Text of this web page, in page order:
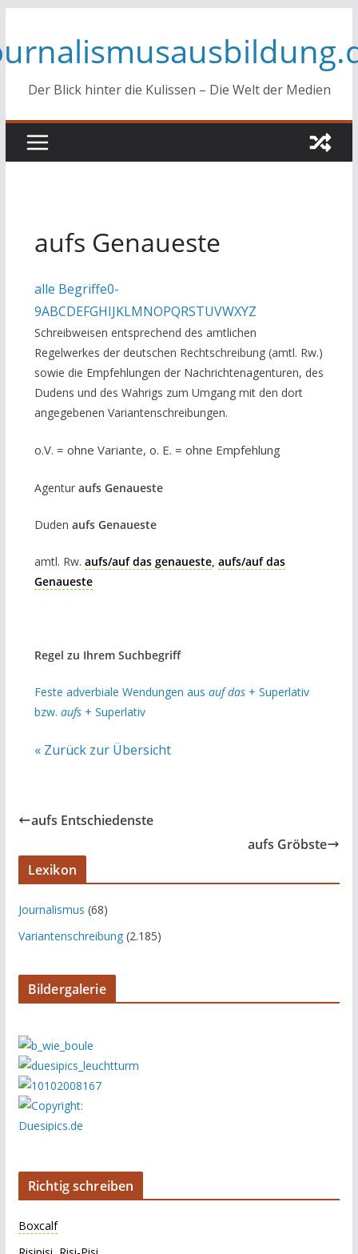
springen
Der Blick hinter die Kulissen – Die Welt der Medien
aufs Genaueste
alle Begriffe0-
9ABCDEFGHIJKLMNOPQRSTUVWXYZ
Schreibweisen entsprechend des amtlichen
Regelwerkes der deutschen Rechtschreibung (amtl. Rw.)
sowie die Empfehlungen der Nachrichtenagenturen, des
Dudens und des Wahrigs zum Umgang mit den dort
angegebenen Variantenschreibungen.
o.V. = ohne Variante, o. E. = ohne Empfehlung
Agentur aufs Genaueste
Duden aufs Genaueste
amtl. Rw. aufs/auf das genaueste, aufs/auf das
Genaueste
Regel zu Ihrem Suchbegriff
Feste adverbiale Wendungen aus auf das+ Superlativ
bzw. aufs + Superlativ
« Zurück zur Übersicht
aufs Entschiedenste
aufs Gröbste
Lexikon
Journalismus (68)
Variantenschreibung(2.185)
Bildergalerie
Richtig schreiben
Boxcalf